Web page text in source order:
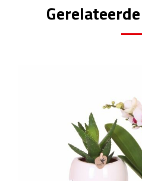
Plastic bekers